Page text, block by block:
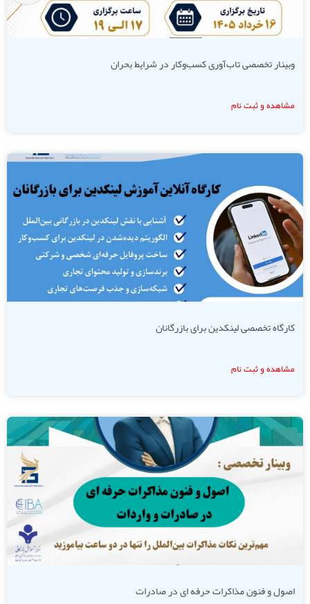
وبینار تخصصی تاب‌آوری کسب‌وکار در شرایط بحران
مشاهده و ثبت نام
کارگاه تخصصی لینکدین برای بازرگانان
مشاهده و ثبت نام
اصول و فنون مذاکرات حرفه ای در صادرات